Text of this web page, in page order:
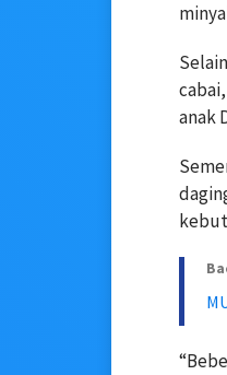
anak